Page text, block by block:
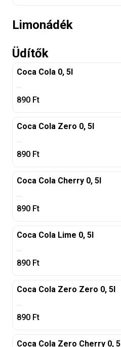
Limonádék
Üdítők
Coca Cola 0, 5l
...
890 Ft
Coca Cola Zero 0, 5l
...
890 Ft
Coca Cola Cherry 0, 5l
...
890 Ft
Coca Cola Lime 0, 5l
...
890 Ft
Coca Cola Zero Zero 0, 5l
...
890 Ft
Coca Cola Zero Cherry 0, 5l